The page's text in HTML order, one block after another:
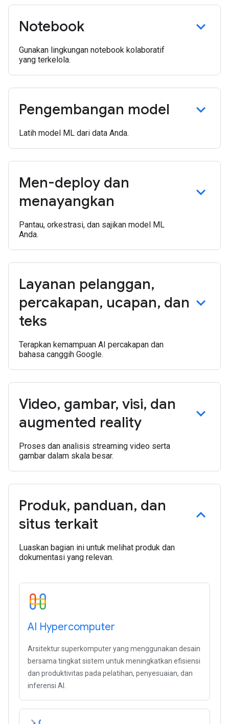
Notebook
Gunakan lingkungan notebook kolaboratif
yang terkelola.
Pengembangan model
Latih model ML dari data Anda.
Men-deploy dan
menayangkan
Pantau, orkestrasi, dan sajikan model ML
Anda.
Layanan pelanggan,
percakapan, ucapan, dan
teks
Terapkan kemampuan AI percakapan dan
bahasa canggih Google.
Video, gambar, visi, dan
augmented reality
Proses dan analisis streaming video serta
gambar dalam skala besar.
Produk, panduan, dan
situs terkait
Luaskan bagian ini untuk melihat produk dan
dokumentasi yang relevan.
AI Hypercomputer
Arsitektur superkomputer yang menggunakan desain
bersama tingkat sistem untuk meningkatkan efisiensi
dan produktivitas pada pelatihan, penyesuaian, dan
inferensi AI.